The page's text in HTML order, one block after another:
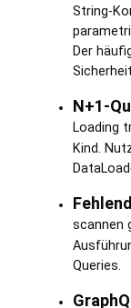
String-
Der
N+1-
Loading
Kind.
scannen
Queries.